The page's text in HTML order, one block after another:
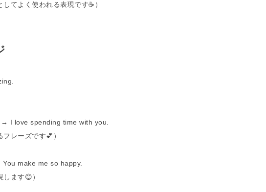
てよく使われる表現です☕️）
→ I love spending time with you.
レーズです💕）
You make me so happy.
ます😊）